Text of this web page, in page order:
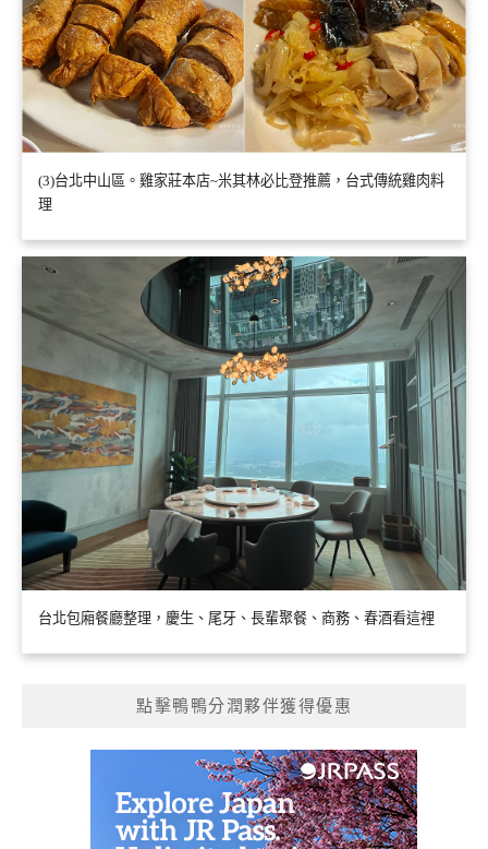
(3)台北中山區。雞家莊本店~米其林必比登推薦，台式傳統雞肉料
理
台北包廂餐廳整理，慶生、尾牙、長輩聚餐、商務、春酒看這裡
點擊鴨鴨分潤夥伴獲得優惠